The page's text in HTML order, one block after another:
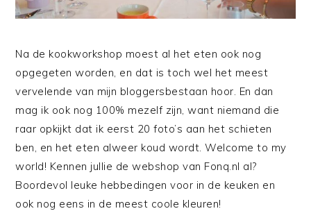
Na de kookworkshop moest al het eten ook nog
opgegeten worden, en dat is toch wel het meest
vervelende van mijn bloggersbestaan hoor. En dan
mag ik ook nog 100% mezelf zijn, want niemand die
raar opkijkt dat ik eerst 20 foto’s aan het schieten
ben, en het eten alweer koud wordt. Welcome to my
world! Kennen jullie de webshop van Fonq.nl al?
Boordevol leuke hebbedingen voor in de keuken en
ook nog eens in de meest coole kleuren!